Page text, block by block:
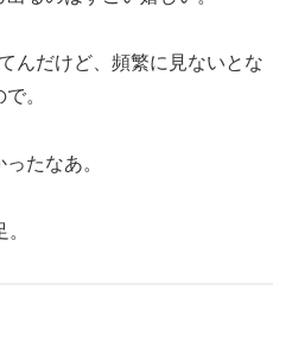
んだけど、頻繁に見ないとな
。
たなあ。